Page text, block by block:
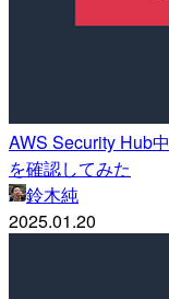
AWS Security Hub
を確認してみた
鈴木純
2025.01.20